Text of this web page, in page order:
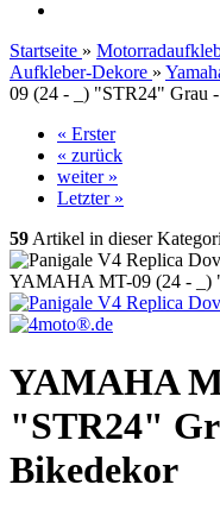
Startseite »
Aufkleber-Dekore »
09 (24 - _) "STR24" Grau
« Erster
« zurück
weiter »
Letzter »
59 Artikel in dieser
YAMAHA MT-09 (24 - _)
YAMAHA
"STR24"
Bikedekor